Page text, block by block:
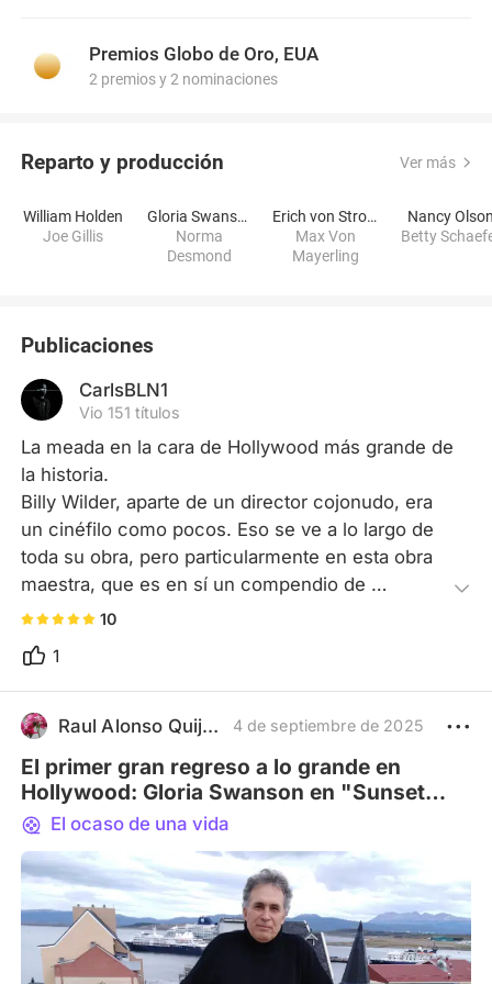
Premios Globo de Oro, EUA
2 premios y 2 nominaciones
Reparto y producción Ver más
William Holden
Joe Gillis
Gloria Swanson
Norma
Desmond
Erich von Stroheim
Max Von
Mayerling
Nancy
Betty
Publicaciones
CarlsBLN1
Vio 151 títulos
La meada en la cara de Hollywood más grande de
la historia.
Billy Wilder, aparte de un director cojonudo, era
un cinéfilo como pocos. Eso se ve a lo largo de
toda su obra, pero particularmente en esta obra
maestra, que es en sí un compendio de
homenajes, aunque también reprimendas, al
mundo donde él vivía: Hollywood, que tan pronto
crea una estrella, la convierte en monstruo. Esa
crítica cruel cargada de humor amargo es lo que
hace de esta cinta la meada más grande en la
Tal como cuenta el mismo Wilder, durante la
primera proyección se armó todo un revuelo, y
como no, si esta película le quitó al cine esa
especie de aureola mítica, del mundo glamouroso
y perfecto que siempre salía en pantalla. Y eso
les dolió a los representantes de Hollywood
porque ciertamente representa su mundo, el de
las estrellas acabadas, de la tiranía de los
10
1
Raul Alonso Quijano, hidalgo 4 de septiembre de 2025
El primer gran regreso a lo grande en
Hollywood: Gloria Swanson en "Sunset
Boulevard".
El ocaso de una vida